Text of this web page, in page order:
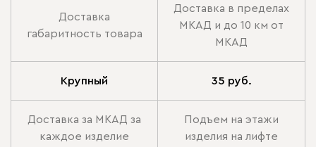
Доставка
габаритность товара
Доставка в пределах
МКАД и до 10 км от
МКАД
Крупный 35 руб.
Доставка за МКАД за
каждое изделие
Подъем на этажи
изделия на лифте